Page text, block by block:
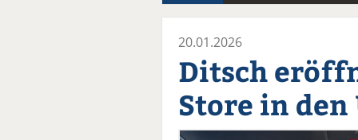
20.01.2026
Ditsch
Store in den